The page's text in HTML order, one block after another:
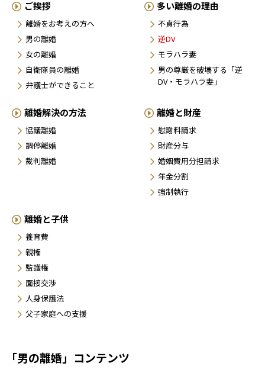
ご挨拶
離婚をお考えの方へ
男の離婚
女の離婚
自衛隊員の離婚
弁護士ができること
多い離婚の理由
不貞行為
逆DV
モラハラ妻
男の尊厳を破壊する「逆
DV・モラハラ妻」
離婚解決の方法
協議離婚
調停離婚
裁判離婚
離婚と財産
慰謝料請求
財産分与
婚姻費用分担請求
年金分割
強制執行
離婚と子供
養育費
親権
監護権
面接交渉
人身保護法
父子家庭への支援
「男の離婚」コンテンツ